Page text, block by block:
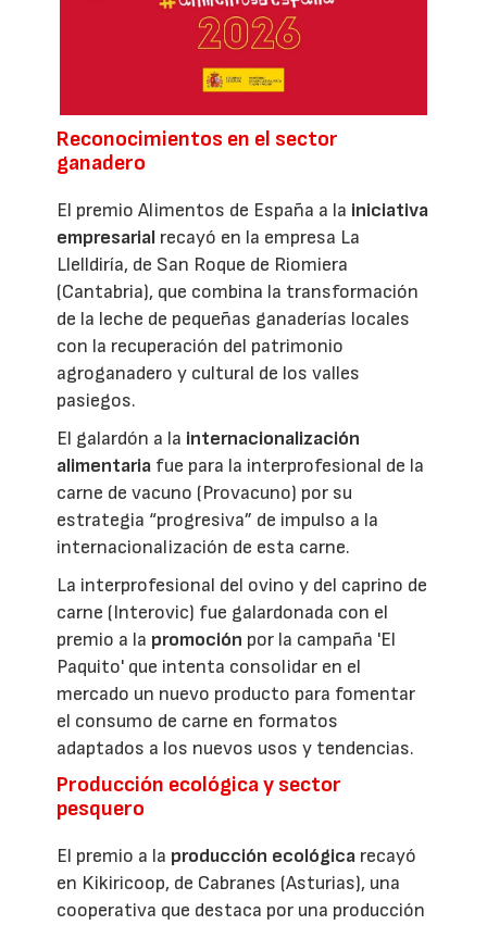
Reconocimientos en el sector
ganadero
El premio Alimentos de España a la iniciativa
empresarial recayó en la empresa La
Llelldiría, de San Roque de Riomiera
(Cantabria), que combina la transformación
de la leche de pequeñas ganaderías locales
con la recuperación del patrimonio
agroganadero y cultural de los valles
pasiegos.
El galardón a la internacionalización
alimentaria fue para la interprofesional de la
carne de vacuno (Provacuno) por su
estrategia “progresiva” de impulso a la
internacionalización de esta carne.
La interprofesional del ovino y del caprino de
carne (Interovic) fue galardonada con el
premio a la promoción por la campaña 'El
Paquito' que intenta consolidar en el
mercado un nuevo producto para fomentar
el consumo de carne en formatos
adaptados a los nuevos usos y tendencias.
Producción ecológica y sector
pesquero
El premio a la producción ecológica recayó
en Kikiricoop, de Cabranes (Asturias), una
cooperativa que destaca por una producción